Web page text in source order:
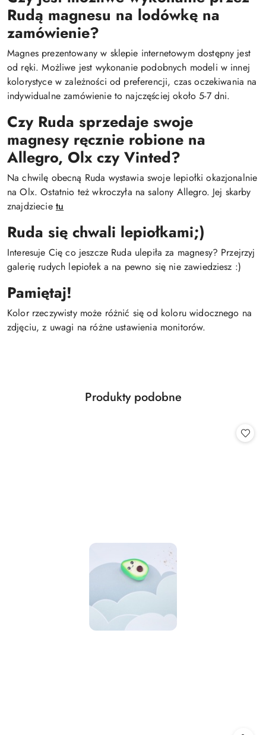
Rudą magnesu na lodówkę na
zamówienie?
Magnes prezentowany w sklepie internetowym dostępny jest
od ręki. Możliwe jest wykonanie podobnych modeli w innej
kolorystyce w zależności od preferencji, czas oczekiwania na
indywidualne zamówienie to najczęściej około 5-7 dni.
Czy Ruda sprzedaje swoje
magnesy ręcznie robione na
Allegro, Olx czy Vinted?
Na chwilę obecną Ruda wystawia swoje lepiołki okazjonalnie
na Olx. Ostatnio też wkroczyła na salony Allegro. Jej skarby
znajdziecie tu
Ruda się chwali lepiołkami;)
Interesuje Cię co jeszcze Ruda ulepiła za magnesy? Przejrzyj
galerię rudych lepiołek a na pewno się nie zawiedziesz :)
Pamiętaj!
Kolor rzeczywisty może różnić się od koloru widocznego na
zdjęciu, z uwagi na różne ustawienia monitorów.
Pomiń karuzelę produktów
Produkty
Produkty podobne